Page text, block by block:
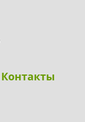
Контакты